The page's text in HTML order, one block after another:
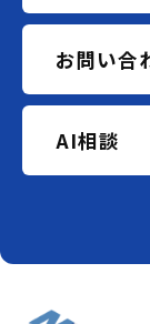
お問い合
AI相談